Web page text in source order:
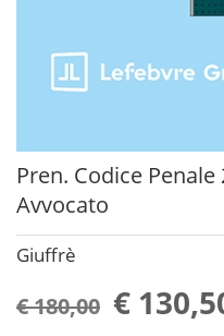
Pren. Codice
Avvocato
Giuffrè
€ 180,00 €